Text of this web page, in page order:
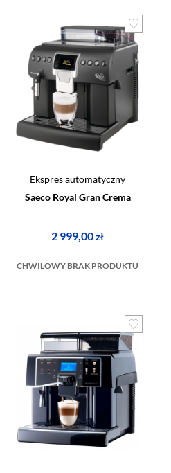
Ekspres automatyczny
Saeco Royal Gran Crema
2 999,00zł
CHWILOWY BRAK PRODUKTU